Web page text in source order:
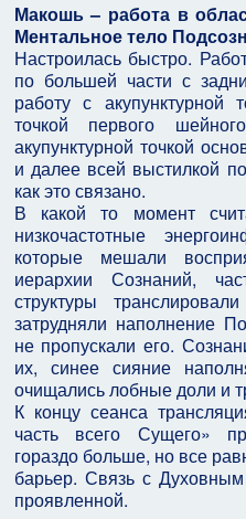
Макошь – работа в
Ментальное тело
Настроилась быстро.
по большей части с
работу с акупунктурной
точкой первого
акупунктурной точкой
и далее всей выстилкой
как это связано.
В какой то момент
низкочастотные
которые мешали
иерархии Сознаний,
структуры
затрудняли наполнение
не пропускали его.
их, синее сияние
очищались лобные доли и
К концу сеанса
часть всего Сущего»
гораздо больше, но все
барьер. Связь с
проявленной.